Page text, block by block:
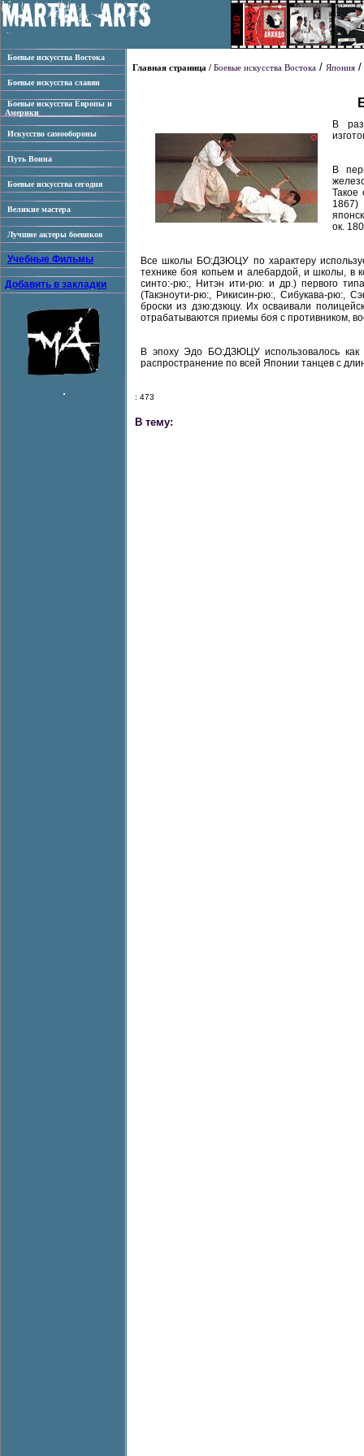
Боевые искусства Востока
Боевые искусства славян
Боевые искусства Европы и
Америки
Искусство самообороны
Путь Воина
Боевые искусства сегодня
Великие мастера
Лучшие актеры боевиков
Учебные Фильмы
Добавить в закладки
Главная страница / Боевые искусства Востока / Япония /
В
В
Такое
1867)
ок.
Все школы БО:ДЗЮЦУ по характеру
технике боя копьем и алебардой, и школы, в
синто:-рю:, Нитэн ити-рю: и др.) первого
(Такэноути-рю:, Рикисин-рю:, Сибукава-рю:,
броски из дзю:дзюцу. Их осваивали
отрабатываются приемы боя с противником,
В эпоху Эдо БО:ДЗЮЦУ использовалось как
распространение по всей Японии танцев с
: 473
В тему: